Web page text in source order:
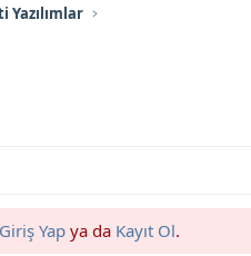
Yazılımlar
Giriş Yap ya da Kayıt Ol.